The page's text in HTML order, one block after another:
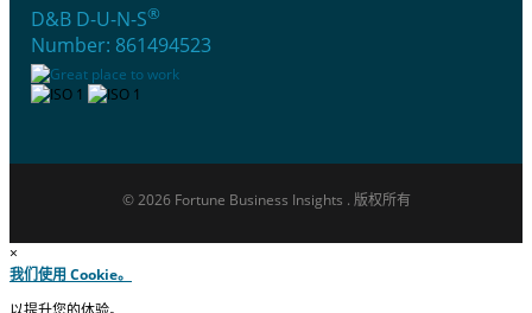
D&B D-U-N-S®
Number: 861494523
© 2026 Fortune Business Insights . 版权所有
×
我们使用 Cookie。